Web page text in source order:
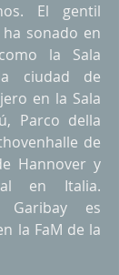
El gentil
sonado en
la Sala
ciudad de
en la Sala
Parco della
de
Hannover y
en Italia.
Garibay es
la FaM de la